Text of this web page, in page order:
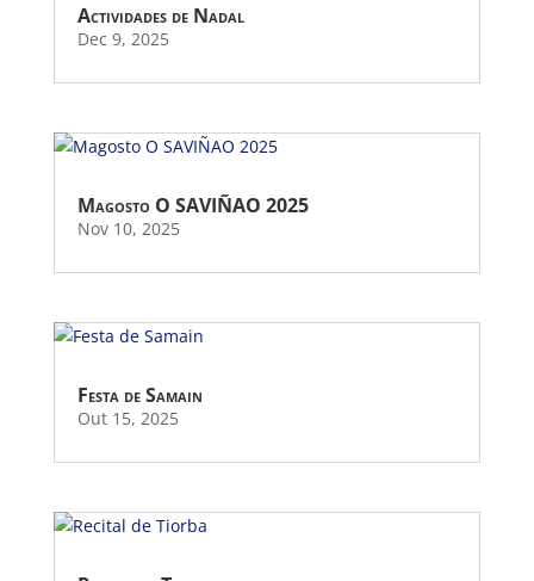
Actividades de Nadal
Dec 9, 2025
Magosto O SAVIÑAO 2025
Nov 10, 2025
Festa de Samain
Out 15, 2025